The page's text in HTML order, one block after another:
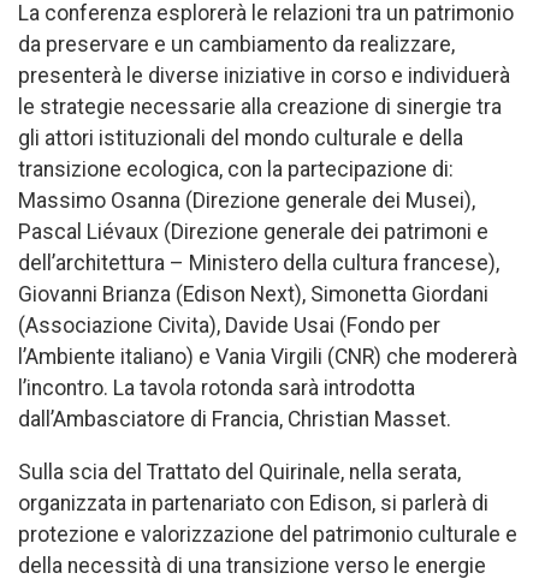
La conferenza esplorerà le relazioni tra un patrimonio
da preservare e un cambiamento da realizzare,
presenterà le diverse iniziative in corso e individuerà
le strategie necessarie alla creazione di sinergie tra
gli attori istituzionali del mondo culturale e della
transizione ecologica, con la partecipazione di:
Massimo Osanna (Direzione generale dei Musei),
Pascal Liévaux (Direzione generale dei patrimoni e
dell’architettura – Ministero della cultura francese),
Giovanni Brianza (Edison Next), Simonetta Giordani
(Associazione Civita), Davide Usai (Fondo per
l’Ambiente italiano) e Vania Virgili (CNR) che modererà
l’incontro. La tavola rotonda sarà introdotta
dall’Ambasciatore di Francia, Christian Masset.
Sulla scia del Trattato del Quirinale, nella serata,
organizzata in partenariato con Edison, si parlerà di
protezione e valorizzazione del patrimonio culturale e
della necessità di una transizione verso le energie